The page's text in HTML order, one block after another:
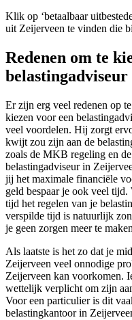
Klik op ‘betaalbaar
uit Zeijerveen te vinden die
Redenen om te
Er zijn erg veel redenen op
kiezen voor een
veel voordelen. Hij zorgt
kwijt zou zijn aan de
zoals de MKB regeling en
belastingadviseur in
jij het maximale financiële
geld bespaar je ook veel
tijd het regelen van je
verspilde tijd is natuurlijk
je geen zorgen meer te
Als laatste is het zo dat je
Zeijerveen veel onnodige
Zeijerveen kan voorkomen.
wettelijk verplicht om zijn
Voor een particulier is dit
belastingkantoor in